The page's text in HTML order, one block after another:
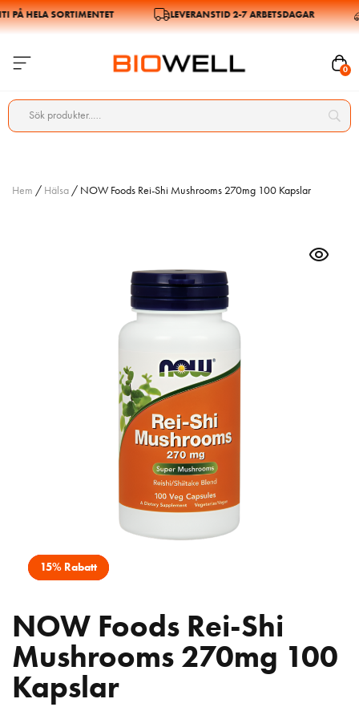
HELA SORTIMENTET LEVERANSTID 2-7 ARBETSDAGAR
0
Hem / Hälsa / NOW Foods Rei-Shi Mushrooms 270mg 100 Kapslar
15% Rabatt
NOW Foods Rei-Shi
Mushrooms 270mg 100
Kapslar